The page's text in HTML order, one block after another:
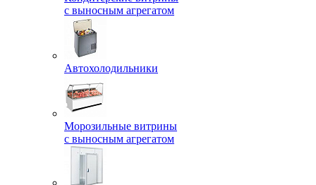
с выносным агрегатом
Автохолодильники
Морозильные витрины
с выносным агрегатом